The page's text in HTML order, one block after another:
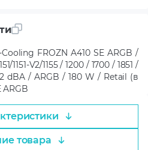
FROZN A410 SE ARGB /
1151-V2/1155 / 1200 / 1700 / 1851 /
dBA / ARGB / 180 W / Retail (в
ARGB
товара